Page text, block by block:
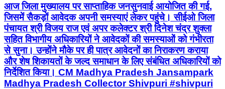
आज जिला मुख्यालय पर साप्ताहिक जनसुनवाई आयोजित की गई,
जिसमें सैकड़ों आवेदक अपनी समस्याएं लेकर पहुंचे। सीईओ जिला
पंचायत श्री विजय राज एवं अपर कलेक्टर श्री दिनेश चंद्र शुक्ला
सहित विभागीय अधिकारियों ने आवेदकों की समस्याओं को गंभीरता
से सुना। उन्होंने मौके पर ही पात्र आवेदनों का निराकरण कराया
और शेष शिकायतों के जल्द समाधान के लिए संबंधित अधिकारियों को
निर्देशित किया। CM Madhya Pradesh Jansampark
Madhya Pradesh Collector Shivpuri #shivpuri